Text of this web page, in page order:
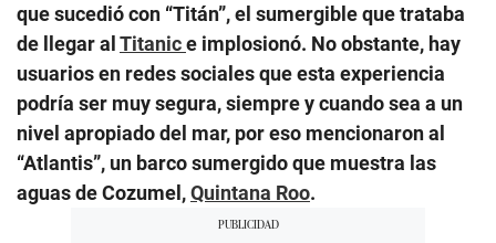
que sucedió con “Titán”, el sumergible que trataba
de llegar al Titanice implosionó. No obstante, hay
usuarios en redes sociales que esta experiencia
podría ser muy segura, siempre y cuando sea a un
nivel apropiado del mar, por eso mencionaron al
“Atlantis”, un barco sumergido que muestra las
aguas de Cozumel,Quintana Roo.